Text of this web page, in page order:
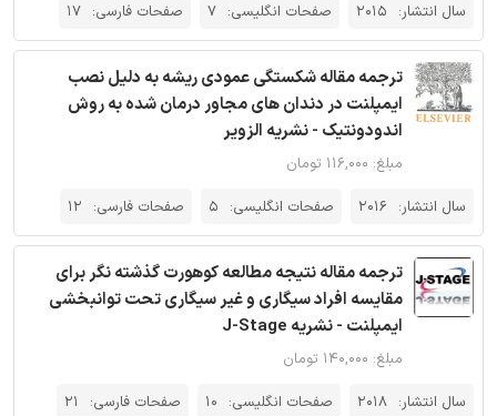
سال انتشار: 2015 صفحات انگلیسی: 7 صفحات فارسی: 17
ترجمه مقاله شکستگی عمودی ریشه به دلیل نصب
ایمپلنت در دندان های مجاور درمان شده به روش
اندودونتیک - نشریه الزویر
مبلغ: ۱۱۶,۰۰۰ تومان
سال انتشار: 2016 صفحات انگلیسی: 5 صفحات فارسی: 12
ترجمه مقاله نتیجه مطالعه کوهورت گذشته نگر برای
مقایسه‌ افراد سیگاری و غیر‌ سیگاری تحت توانبخشی
ایمپلنت - نشریه J-Stage
مبلغ: ۱۴۰,۰۰۰ تومان
سال انتشار: 2018 صفحات انگلیسی: 10 صفحات فارسی: 21